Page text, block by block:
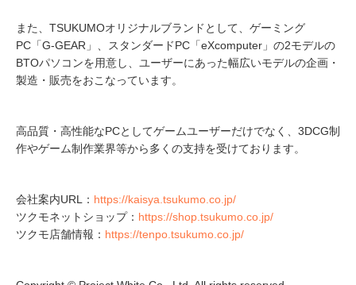
また、TSUKUMOオリジナルブランドとして、ゲーミング
PC「G-GEAR」、スタンダードPC「eXcomputer」の2モデルの
BTOパソコンを用意し、ユーザーにあった幅広いモデルの企画・
製造・販売をおこなっています。
高品質・高性能なPCとしてゲームユーザーだけでなく、3DCG制
作やゲーム制作業界等から多くの支持を受けております。
会社案内URL： https://kaisya.tsukumo.co.jp/
ツクモネットショップ： https://shop.tsukumo.co.jp/
ツクモ店舗情報： https://tenpo.tsukumo.co.jp/